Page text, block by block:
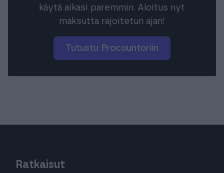
käytä aikasi paremmin. Aloitus nyt
maksutta rajoitetun ajan!
Tutustu Procountoriin
Ratkaisut